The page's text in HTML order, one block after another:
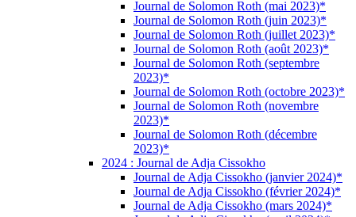
Journal de Solomon Roth (mai 2023)*
Journal de Solomon Roth (juin 2023)*
Journal de Solomon Roth (juillet 2023)*
Journal de Solomon Roth (août 2023)*
Journal de Solomon Roth (septembre
2023)*
Journal de Solomon Roth (octobre 2023)*
Journal de Solomon Roth (novembre
2023)*
Journal de Solomon Roth (décembre
2023)*
2024 : Journal de Adja Cissokho
Journal de Adja Cissokho (janvier 2024)*
Journal de Adja Cissokho (février 2024)*
Journal de Adja Cissokho (mars 2024)*